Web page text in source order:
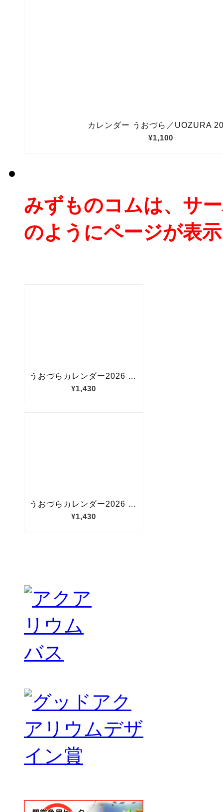
みずものコムは、サ
のようにページが表